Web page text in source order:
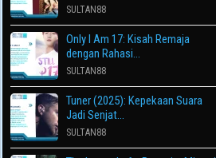
SULTAN88
Only I Am 17: Kisah Remaja
dengan Rahasi…
SULTAN88
Tuner (2025): Kepekaan Suara
Jadi Senjat…
SULTAN88